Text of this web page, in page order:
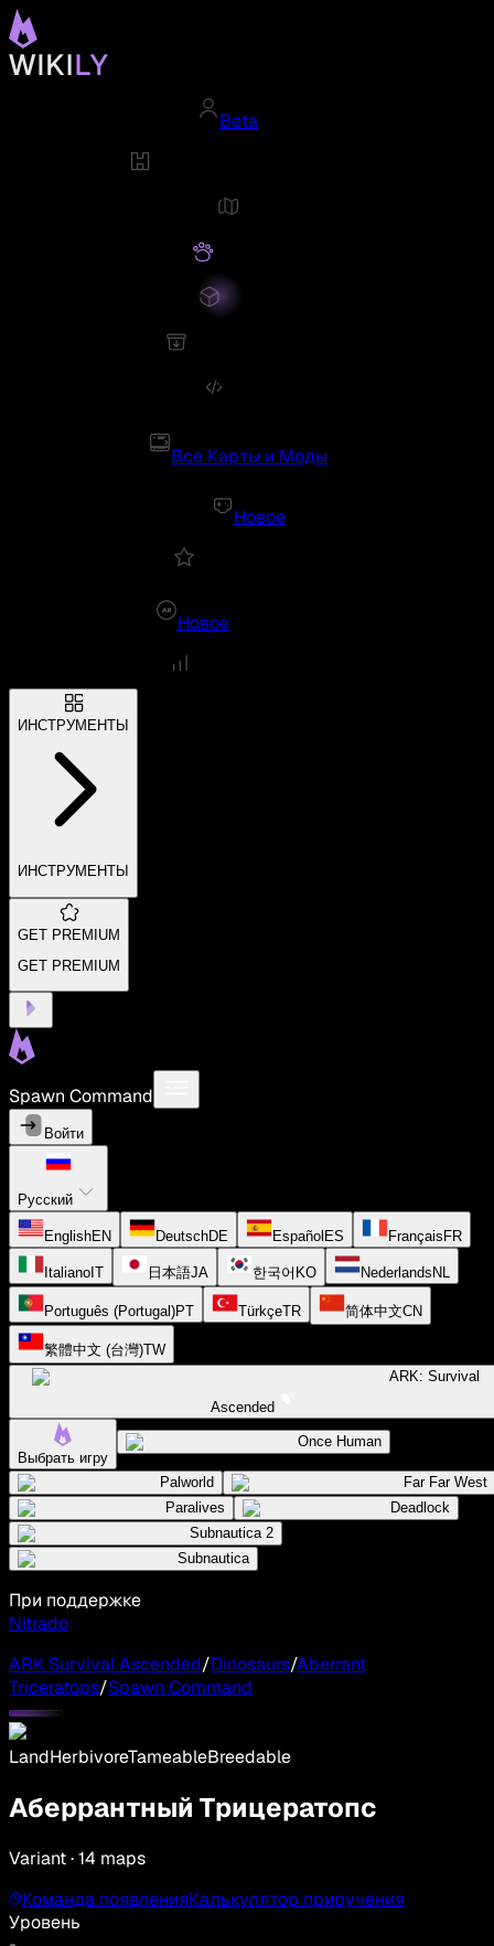
Beta
Все Карты и Моды
Новое
Новое
ИНСТРУМЕНТЫ
ИНСТРУМЕНТЫ
GET PREMIUM
GET PREMIUM
Spawn Command
Войти
Русский
EnglishEN DeutschDE Español ES Français FR
Italiano IT 日本語JA 한국어 KO Nederlands NL
Português (Portugal)PT TürkçeTR 简体中文CN
繁體中文 (台灣)TW
ARK: Survival
Ascended
Выбрать игру
Once Human
Palworld
Far Far West
Paralives
Deadlock
Subnautica 2
Subnautica
При поддержке
Nitrado
ARK Survival Ascended/Dinosaurs/Aberrant
Triceratops/Spawn Command
LandHerbivoreTameableBreedable
Аберрантный Трицератопс
Variant · 14 maps
Команда появленияКалькулятор приручения
Уровень